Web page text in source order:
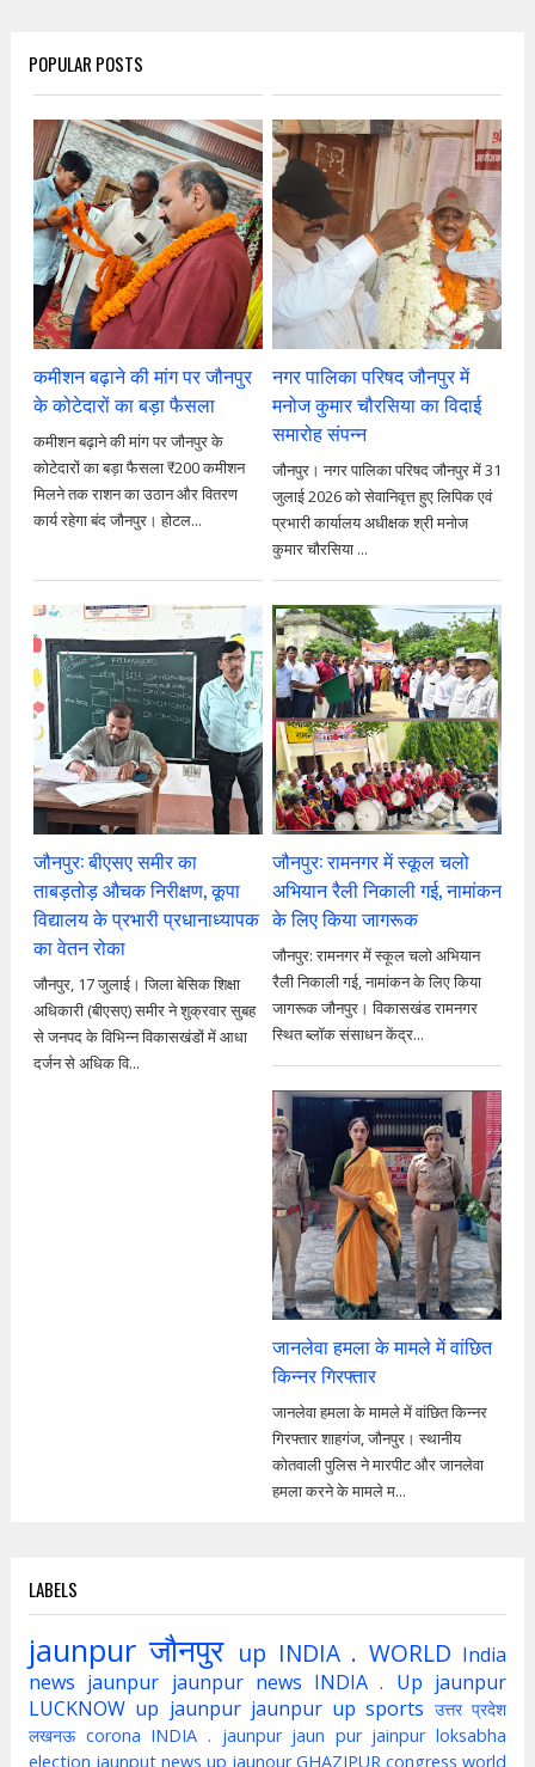
POPULAR POSTS
कमीशन बढ़ाने की मांग पर जौनपुर
के कोटेदारों का बड़ा फैसला
कमीशन बढ़ाने की मांग पर जौनपुर के
कोटेदारों का बड़ा फैसला ₹200 कमीशन
मिलने तक राशन का उठान और वितरण
कार्य रहेगा बंद जौनपुर। होटल...
नगर पालिका परिषद जौनपुर में
मनोज कुमार चौरसिया का विदाई
समारोह संपन्न
जौनपुर। नगर पालिका परिषद जौनपुर में 31
जुलाई 2026 को सेवानिवृत्त हुए लिपिक एवं
प्रभारी कार्यालय अधीक्षक श्री मनोज
कुमार चौरसिया ...
जौनपुर: बीएसए समीर का
ताबड़तोड़ औचक निरीक्षण, कूपा
विद्यालय के प्रभारी प्रधानाध्यापक
का वेतन रोका
जौनपुर, 17 जुलाई। जिला बेसिक शिक्षा
अधिकारी (बीएसए) समीर ने शुक्रवार सुबह
से जनपद के विभिन्न विकासखंडों में आधा
दर्जन से अधिक वि...
जौनपुर: रामनगर में स्कूल चलो
अभियान रैली निकाली गई, नामांकन
के लिए किया जागरूक
जौनपुर: रामनगर में स्कूल चलो अभियान
रैली निकाली गई, नामांकन के लिए किया
जागरूक जौनपुर। विकासखंड रामनगर
स्थित ब्लॉक संसाधन केंद्र...
जानलेवा हमला के मामले में वांछित
किन्नर गिरफ्तार
जानलेवा हमला के मामले में वांछित किन्नर
गिरफ्तार शाहगंज, जौनपुर। स्थानीय
कोतवाली पुलिस ने मारपीट और जानलेवा
हमला करने के मामले म...
LABELS
jaunpur जौनपुर up INDIA . WORLD India
news jaunpur jaunpur news INDIA . Up jaunpur
LUCKNOW up jaunpur jaunpur up sports उत्तर प्रदेश
लखनऊ corona INDIA . jaunpur jaun pur jainpur loksabha
election jaunput news up jaunour GHAZIPUR congress world